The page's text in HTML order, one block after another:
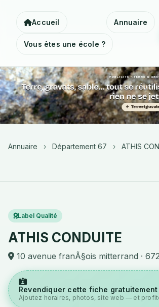
Accueil Annuaire
Vous êtes une école ?
Annuaire › Département 67 › ATHIS
Label Qualité
ATHIS CONDUITE
10 avenue franÃ§ois mitterrand ·
Revendiquer cette fiche gratuitement
Ajoutez horaires, photos, site web — et